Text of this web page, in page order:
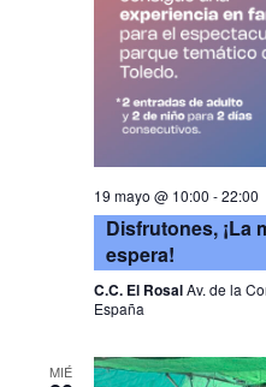
19 mayo @ 10:00 -22:00
Disfrutones, ¡La
espera!
C.C. El RosalAv. de la
España
MIÉ